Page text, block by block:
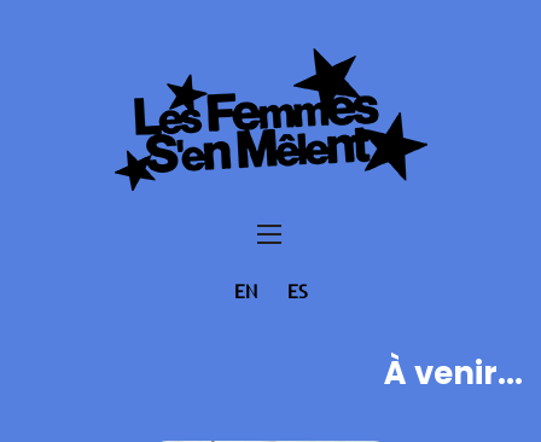
EN ES
À venir...